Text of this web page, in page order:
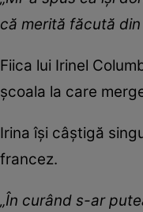
că merită făcută
Fiica lui Irinel
școala la care
Irina își câștigă
francez.
„În curând s-ar